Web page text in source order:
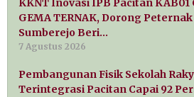
KKNT Inovasi IPB Pacitan KAB01
GEMA TERNAK, Dorong
Sumberejo Beri…
7 Agustus 2026
Pembangunan Fisik Sekolah
Terintegrasi Pacitan Capai 92